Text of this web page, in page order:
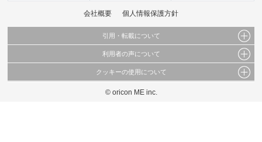
会社概要 個人情報保護方針
引用・転載について
当サイトで公開されている情報（文字、写真、イラスト、画像データ等）及びこれらの配
これらの情報を権利者の許可なく無断転載・複製などの二次利用を行うことは固く禁じて
利用者の声について
当サイトに掲載している内容はすべてサービスの利用者が提出された見解・感想です。
弊社の見解・ 意見ではないことをご理解いただいた上でご覧ください。
クッキーの使用について
このサイトでは Cookie を使用して、ユーザーに合わせたコンテンツや広告の表示、ソー
© oricon ME inc.